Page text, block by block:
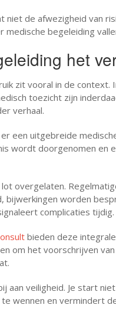
niet de afwezigheid van
begeleiding
het
zit vooral in de
toezicht zijn
verhaal.
een uitgebreide
wordt doorgenomen en
overgelaten.
bijwerkingen worden
complicaties tijdig.
bieden deze
om het voorschrijven
aan veiligheid. Je start
wennen en vermindert